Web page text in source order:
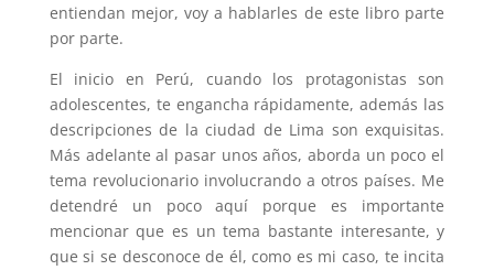
entiendan mejor, voy a hablarles de este libro parte
por parte.
El inicio en Perú, cuando los protagonistas son
adolescentes, te engancha rápidamente, además las
descripciones de la ciudad de Lima son exquisitas.
Más adelante al pasar unos años, aborda un poco el
tema revolucionario involucrando a otros países. Me
detendré un poco aquí porque es importante
mencionar que es un tema bastante interesante, y
que si se desconoce de él, como es mi caso, te incita